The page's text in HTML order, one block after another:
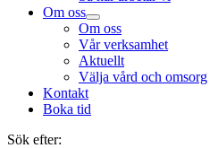
Om oss
Om oss
Vår verksamhet
Aktuellt
Välja vård och omsorg
Kontakt
Boka tid
Sök efter: